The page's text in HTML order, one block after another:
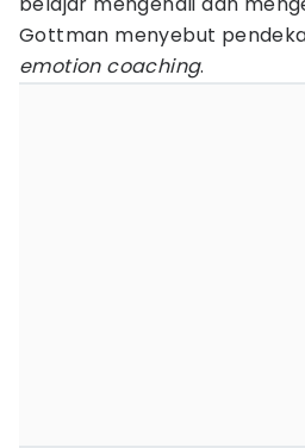
Gottman menyebut
emotion coaching.